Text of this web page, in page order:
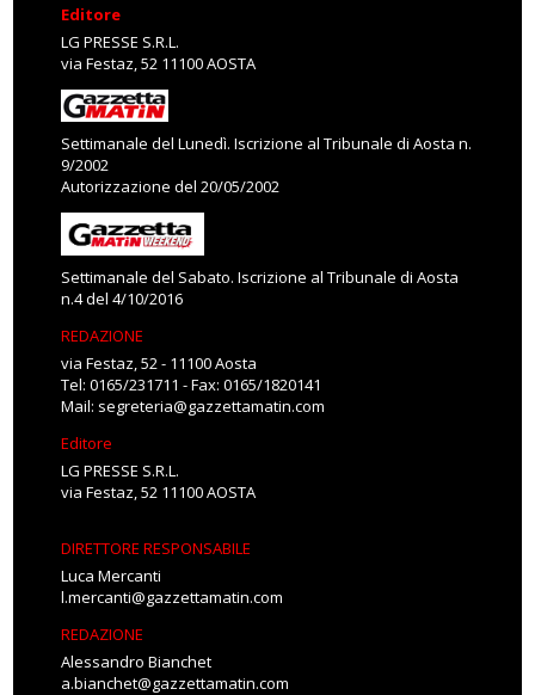
Editore
LG PRESSE S.R.L.
via Festaz, 52 11100 AOSTA
Settimanale del Lunedì. Iscrizione al Tribunale di Aosta n.
9/2002
Autorizzazione del 20/05/2002
Settimanale del Sabato. Iscrizione al Tribunale di Aosta
n.4 del 4/10/2016
REDAZIONE
via Festaz, 52 - 11100 Aosta
Tel: 0165/231711 - Fax: 0165/1820141
Mail: segreteria@gazzettamatin.com
Editore
LG PRESSE S.R.L.
via Festaz, 52 11100 AOSTA
DIRETTORE RESPONSABILE
Luca Mercanti
l.mercanti@gazzettamatin.com
REDAZIONE
Alessandro Bianchet
a.bianchet@gazzettamatin.com